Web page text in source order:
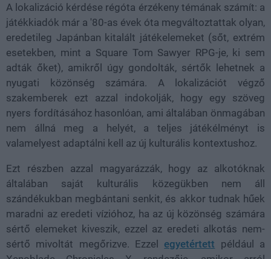
A lokalizáció kérdése régóta érzékeny témának számít: a
játékkiadók már a '80-as évek óta megváltoztattak olyan,
eredetileg Japánban kitalált játékelemeket (sőt, extrém
esetekben, mint a Square Tom Sawyer RPG-je, ki sem
adták őket), amikről úgy gondolták, sértők lehetnek a
nyugati közönség számára. A lokalizációt végző
szakemberek ezt azzal indokolják, hogy egy szöveg
nyers fordításához hasonlóan, ami általában önmagában
nem állná meg a helyét, a teljes játékélményt is
valamelyest adaptálni kell az új kulturális kontextushoz.
Ezt részben azzal magyarázzák, hogy az alkotóknak
általában saját kulturális közegükben nem áll
szándékukban megbántani senkit, és akkor tudnak hűek
maradni az eredeti vízióhoz, ha az új közönség számára
sértő elemeket kiveszik, ezzel az eredeti alkotás nem-
sértő mivoltát megőrizve. Ezzel egyetértett például a